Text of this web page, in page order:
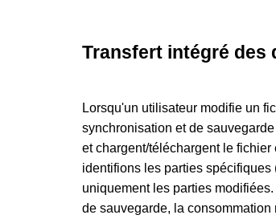
Transfert intégré des
Lorsqu'un utilisateur modifie un
synchronisation et de
et chargent/téléchargent le
identifions les parties
uniquement les parties
de sauvegarde, la